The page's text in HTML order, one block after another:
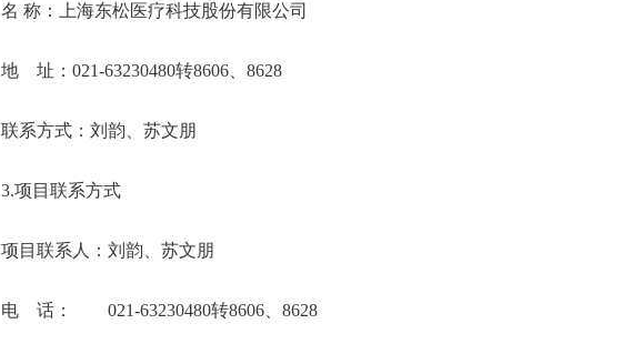
名 称：上海东松医疗科技股份有限公司
地 址：021-63230480转8606、8628
联系方式：刘韵、苏文朋
3.项目联系方式
项目联系人：刘韵、苏文朋
电 话： 021-63230480转8606、8628